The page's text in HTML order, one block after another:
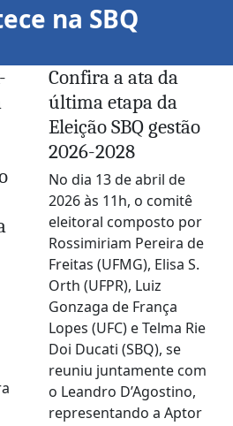
na SBQ
Confira a ata da
última etapa da
Eleição SBQ gestão
2026-2028
No dia 13 de abril de
2026 às 11h, o comitê
eleitoral composto por
Rossimiriam Pereira de
Freitas (UFMG), Elisa S.
Orth (UFPR), Luiz
Gonzaga de França
Lopes (UFC) e Telma Rie
Doi Ducati (SBQ), se
reuniu juntamente com
o Leandro D’Agostino,
representando a Aptor